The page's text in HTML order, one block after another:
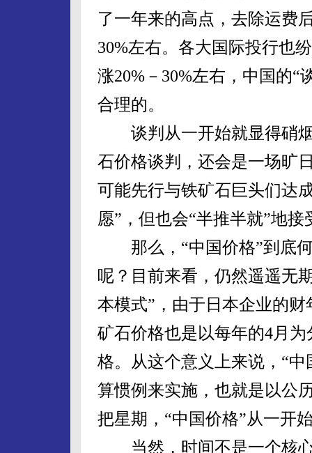
了一年来的高点，去除运费
30%左右。各大国际投行也
涨20%－30%左右，中国的“
合理的。
谈判从一开始就显得硝烟
石价格谈判，还会是一场旷
可能先行与铁矿石巨头们达
愿”，但也会“半推半就”地
那么，“中国价格”到底何
呢？目前来看，仍然遥遥无
本模式”，由于日本企业的
矿石价格也是以每年的4月
格。从这个意义上来说，“
算惯例来实施，也就是以公
把星期，“中国价格”从一开
当然，时间不是一个核心